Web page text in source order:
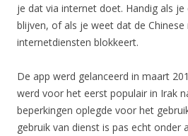
je dat via internet doet. Handig als
blijven, of als je weet dat de Chinese
internetdiensten blokkeert.
De app werd gelanceerd in maart
werd voor het eerst populair in Irak
beperkingen oplegde voor het
gebruik van dienst is pas echt onder